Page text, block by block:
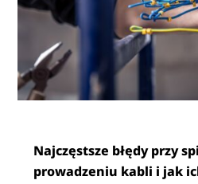
Najczęstsze błędy przy
prowadzeniu kabli i jak